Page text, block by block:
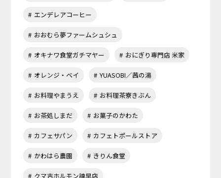
エンデレアコーヒー
おおむら夢ファームシュシュ
オキナワ食堂ガチマヤー おにぎり専門店 米家
オレンジ・ベイ YUASOBI／茜の湯
お料理やまうえ お料理茶寮きぶん
お茶処しまだ お菓子のかわた
カフェサパン カフェトポールストア
かわはら農園 きりん食堂
クマ吉ホルモン諫早店